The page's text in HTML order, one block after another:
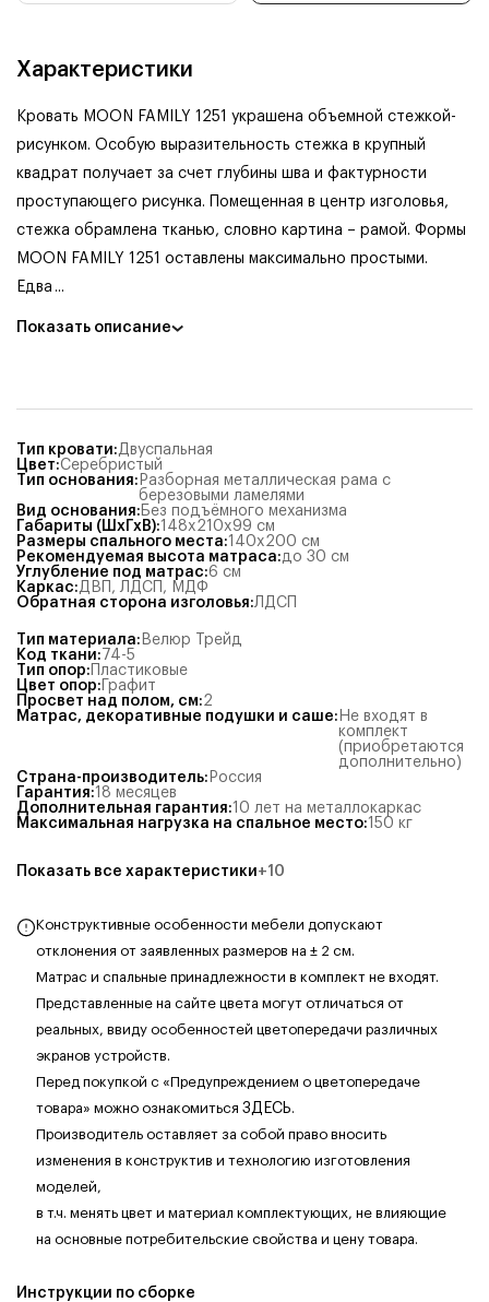
Характеристики
Кровать MOON FAMILY 1251 украшена объемной стежкой-
рисунком. Особую выразительность стежка в крупный
квадрат получает за счет глубины шва и фактурности
проступающего рисунка. Помещенная в центр изголовья,
стежка обрамлена тканью, словно картина – рамой. Формы
MOON FAMILY 1251 оставлены максимально простыми.
Едва ...
Показать описание
Тип кровати:Двуспальная
Цвет:Серебристый
Тип основания: Разборная металлическая рама с
березовыми ламелями
Вид основания: Без подъёмного механизма
Габариты (ШхГхВ):148x210x99 см
Размеры спального места:140x200 см
Рекомендуемая высота матраса:до 30 см
Углубление под матрас:6 см
Каркас:ДВП , ЛДСП , МДФ
Обратная сторона изголовья:ЛДСП
Тип материала: Велюр Трейд
Код ткани: 74-5
Тип опор: Пластиковые
Цвет опор: Графит
Просвет над полом, см:2
Матрас, декоративные подушки и саше: Не входят в
комплект
(приобретаются
дополнительно)
Страна-производитель: Россия
Гарантия:18 месяцев
Дополнительная гарантия:10 лет на металлокаркас
Максимальная нагрузка на спальное место:150 кг
Показать все характеристики+10
Конструктивные особенности мебели допускают
отклонения от заявленных размеров на ± 2 см.
Матрас и спальные принадлежности в комплект не входят.
Представленные на сайте цвета могут отличаться от
реальных, ввиду особенностей цветопередачи различных
экранов устройств.
Перед покупкой с «Предупреждением о цветопередаче
товара» можно ознакомиться ЗДЕСЬ.
Производитель оставляет за собой право вносить
изменения в конструктив и технологию изготовления
моделей,
в т.ч. менять цвет и материал комплектующих, не влияющие
на основные потребительские свойства и цену товара.
Инструкции по сборке